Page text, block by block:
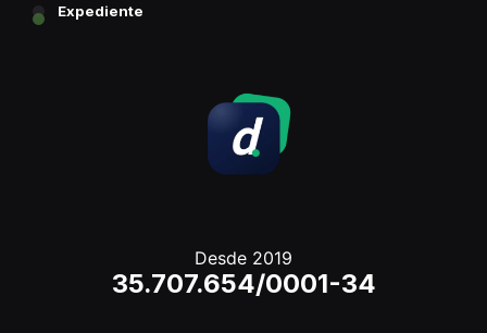
Expediente
Desde 2019
35.707.654/0001-34